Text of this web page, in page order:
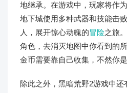
地继承。在游戏中，玩家将作
地下城使用多种武器和技能击
人，展开惊心动魄的冒险之旅
角色，去消灭地图中你看到的
金币需要靠自己收集，不然你是
除此之外，黑暗荒野2游戏中还